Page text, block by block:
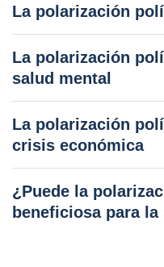
La polarización
La polarización
salud mental
La polarización
crisis económica
¿Puede la
beneficiosa para la